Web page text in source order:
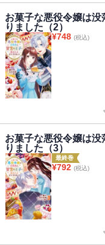
お菓子な悪役令嬢は
りました（2）
¥748 (税込)
お菓子な悪役令嬢は
りました（3）
最終巻
¥792 (税込)